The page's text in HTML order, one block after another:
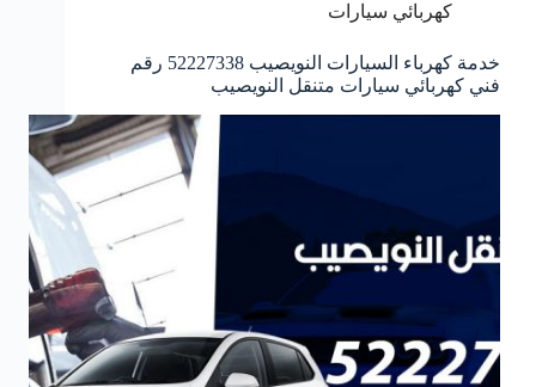
كهربائي سيارات
خدمة كهرباء السيارات النويصيب 52227338 رقم
فني كهربائي سيارات متنقل النويصيب